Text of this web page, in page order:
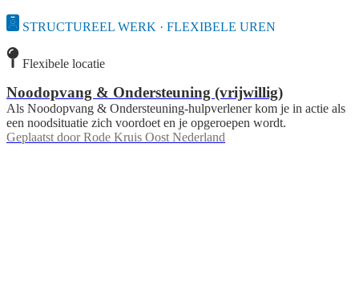
STRUCTUREEL WERK · FLEXIBELE UREN
Flexibele locatie
Noodopvang & Ondersteuning (vrijwillig)
Als Noodopvang & Ondersteuning-hulpverlener kom je in actie als
een noodsituatie zich voordoet en je opgeroepen wordt.
Geplaatst door Rode Kruis Oost Nederland